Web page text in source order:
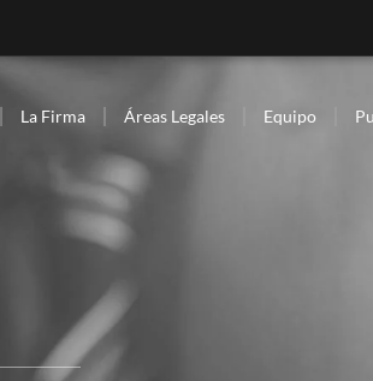
La Firma Áreas Legales Equipo